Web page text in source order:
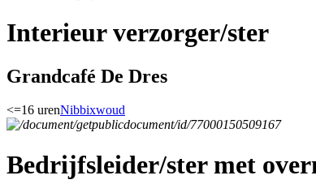
Interieur verzorger/ster
Grandcafé De Dres
<=16 urenNibbixwoud
Bedrijfsleider/ster met